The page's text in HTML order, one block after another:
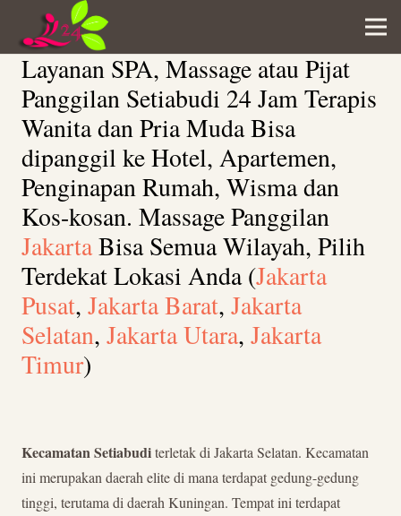
Layanan SPA, Massage atau Pijat
Panggilan Setiabudi 24 Jam Terapis
Wanita dan Pria Muda Bisa
dipanggil ke Hotel, Apartemen,
Penginapan Rumah, Wisma dan
Kos-kosan. Massage Panggilan
JakartaBisa Semua Wilayah, Pilih
Terdekat Lokasi Anda (Jakarta
Pusat, Jakarta Barat, Jakarta
Selatan, Jakarta Utara, Jakarta
Timur)
Kecamatan Setiabuditerletak di Jakarta Selatan. Kecamatan
ini merupakan daerah elite di mana terdapat gedung-gedung
tinggi, terutama di daerah Kuningan. Tempat ini terdapat